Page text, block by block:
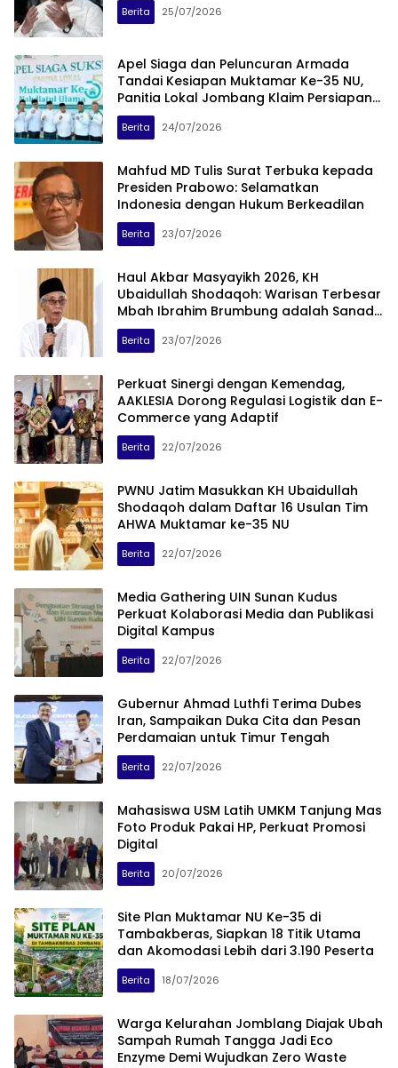
Berita 25/07/2026
Apel Siaga dan Peluncuran Armada
Tandai Kesiapan Muktamar Ke-35 NU,
Panitia Lokal Jombang Klaim Persiapan
Capai 70 Persen
Berita 24/07/2026
Mahfud MD Tulis Surat Terbuka kepada
Presiden Prabowo: Selamatkan
Indonesia dengan Hukum Berkeadilan
Berita 23/07/2026
Haul Akbar Masyayikh 2026, KH
Ubaidullah Shodaqoh: Warisan Terbesar
Mbah Ibrahim Brumbung adalah Sanad
Zikir
Berita 23/07/2026
Perkuat Sinergi dengan Kemendag,
AAKLESIA Dorong Regulasi Logistik dan E-
Commerce yang Adaptif
Berita 22/07/2026
PWNU Jatim Masukkan KH Ubaidullah
Shodaqoh dalam Daftar 16 Usulan Tim
AHWA Muktamar ke-35 NU
Berita 22/07/2026
Media Gathering UIN Sunan Kudus
Perkuat Kolaborasi Media dan Publikasi
Digital Kampus
Berita 22/07/2026
Gubernur Ahmad Luthfi Terima Dubes
Iran, Sampaikan Duka Cita dan Pesan
Perdamaian untuk Timur Tengah
Berita 22/07/2026
Mahasiswa USM Latih UMKM Tanjung Mas
Foto Produk Pakai HP, Perkuat Promosi
Digital
Berita 20/07/2026
Site Plan Muktamar NU Ke-35 di
Tambakberas, Siapkan 18 Titik Utama
dan Akomodasi Lebih dari 3.190 Peserta
Berita 18/07/2026
Warga Kelurahan Jomblang Diajak Ubah
Sampah Rumah Tangga Jadi Eco
Enzyme Demi Wujudkan Zero Waste